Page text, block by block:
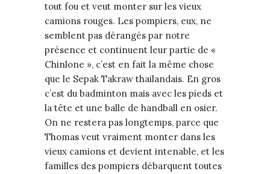
tout fou et veut monter sur les vieux
camions rouges. Les pompiers, eux, ne
semblent pas dérangés par notre
présence et continuent leur partie de «
Chinlone », c’est en fait la même chose
que le Sepak Takraw thailandais. En gros
c’est du badminton mais avec les pieds et
la tête et une balle de handball en osier.
On ne restera pas longtemps, parce que
Thomas veut vraiment monter dans les
vieux camions et devient intenable, et les
familles des pompiers débarquent toutes